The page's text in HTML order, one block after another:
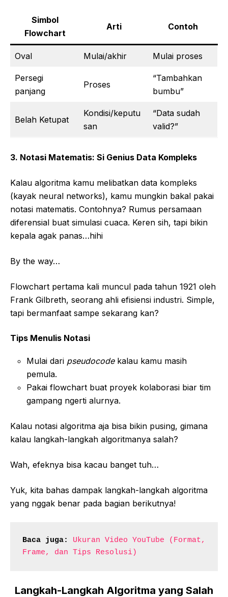
Simbol
Flowchart
Arti Contoh
Oval Mulai/akhir Mulai proses
Persegi
panjang
Proses
“Tambahkan
bumbu”
Belah Ketupat
Kondisi/keputu
san
“Data sudah
valid?”
3. Notasi Matematis: Si Genius Data Kompleks
Kalau algoritma kamu melibatkan data kompleks
(kayak neural networks), kamu mungkin bakal pakai
notasi matematis. Contohnya? Rumus persamaan
diferensial buat simulasi cuaca. Keren sih, tapi bikin
kepala agak panas…hihi
By the way…
Flowchart pertama kali muncul pada tahun 1921 oleh
Frank Gilbreth, seorang ahli efisiensi industri. Simple,
tapi bermanfaat sampe sekarang kan?
Tips Menulis Notasi
Mulai dari pseudocodekalau kamu masih
pemula.
Pakai flowchart buat proyek kolaborasi biar tim
gampang ngerti alurnya.
Kalau notasi algoritma aja bisa bikin pusing, gimana
kalau langkah-langkah algoritmanya salah?
Wah, efeknya bisa kacau banget tuh…
Yuk, kita bahas dampak langkah-langkah algoritma
yang nggak benar pada bagian berikutnya!
Baca juga:
Ukuran Video YouTube (Format,
Frame, dan Tips Resolusi)
Langkah-Langkah Algoritma yang Salah